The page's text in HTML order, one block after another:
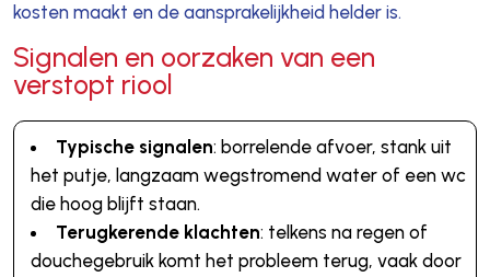
kosten maakt en de aansprakelijkheid helder is.
Signalen en oorzaken van een
verstopt riool
Typische signalen: borrelende afvoer, stank uit
het putje, langzaam wegstromend water of een wc
die hoog blijft staan.
Terugkerende klachten: telkens na regen of
douchegebruik komt het probleem terug, vaak door